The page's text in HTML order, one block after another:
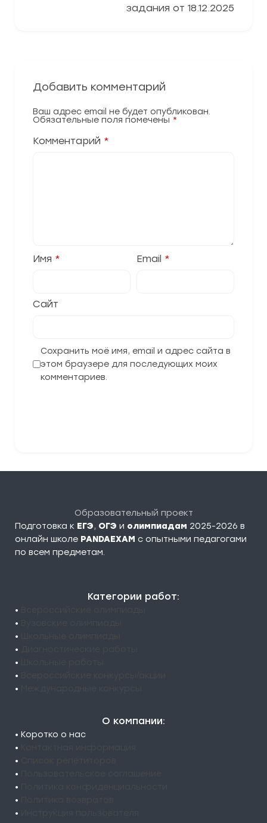
задания от 18.12.2025
Добавить комментарий
Ваш адрес email не будет опубликован.
Обязательные поля помечены *
Комментарий *
Имя * Email *
Сайт
Сохранить моё имя, email и адрес сайта в
этом браузере для последующих моих
комментариев.
Образовательный проект
Подготовка к ЕГЭ, ОГЭ и олимпиадам 2025-2026 в
онлайн школе PANDAEXAM c опытными педагогами
по всем предметам.
Категории работ:
•
•
•
•
•
•
•
О компании:
• Коротко о нас
•
•
•
•
•
•